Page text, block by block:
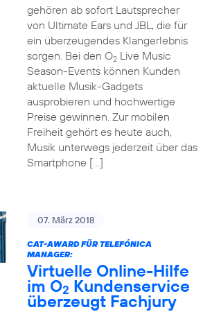
gehören ab sofort Lautsprecher
von Ultimate Ears und JBL, die für
ein überzeugendes Klangerlebnis
sorgen. Bei den O2Live Music
Season-Events können Kunden
aktuelle Musik-Gadgets
ausprobieren und hochwertige
Preise gewinnen. Zur mobilen
Freiheit gehört es heute auch,
Musik unterwegs jederzeit über das
Smartphone […]
07. März 2018
CAT-AWARD FÜR TELEFÓNICA
MANAGER:
Virtuelle Online-Hilfe
im O2 Kundenservice
überzeugt Fachjury